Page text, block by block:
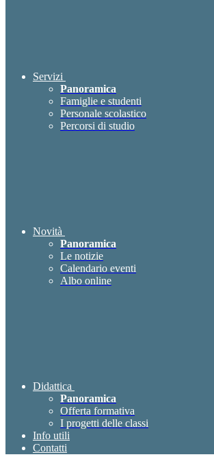
Servizi
Panoramica
Famiglie e studenti
Personale scolastico
Percorsi di studio
Novità
Panoramica
Le notizie
Calendario eventi
Albo online
Didattica
Panoramica
Offerta formativa
I progetti delle classi
Info utili
Contatti